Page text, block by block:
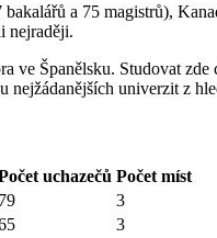
a 75 magistrů),
nejraději.
Španělsku. Studovat
univerzit z
uchazečů Počet míst
79
3
3